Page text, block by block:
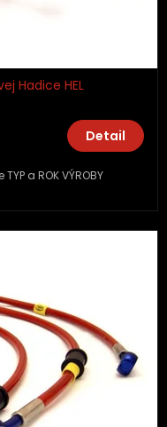
Hadice HEL
Detail
a ROK VÝROBY